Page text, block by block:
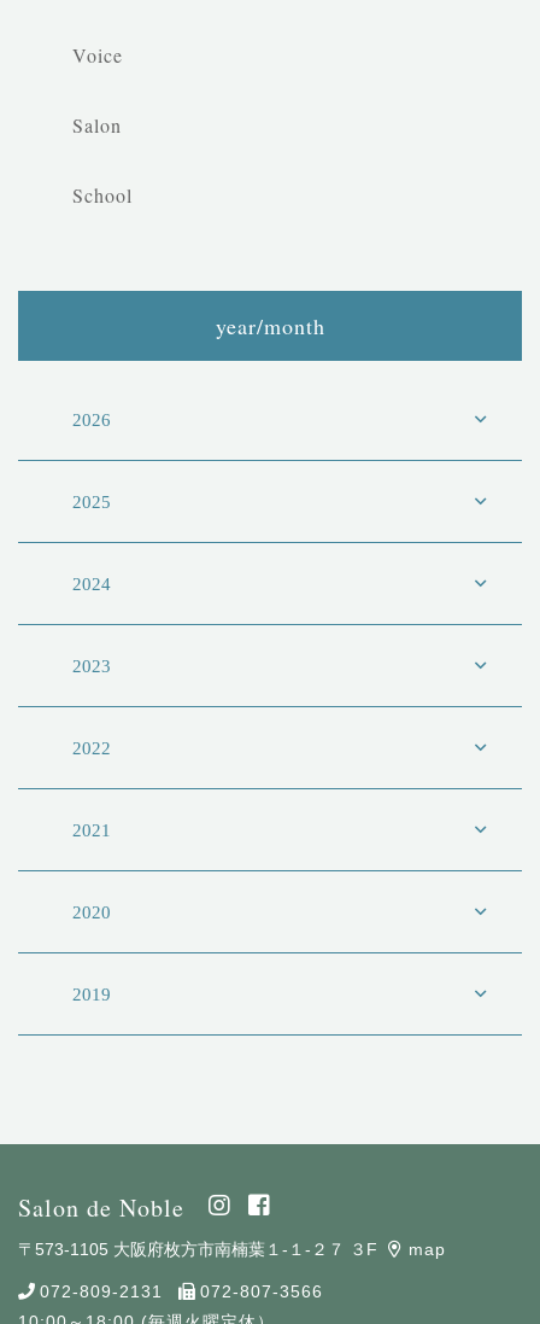
Voice
Salon
School
year/month
2026
2025
2024
2023
2022
2021
2020
2019
Salon de Noble
〒573-1105 大阪府枚方市南楠葉１-１-２７ ３F map
072-809-2131
072-807-3566